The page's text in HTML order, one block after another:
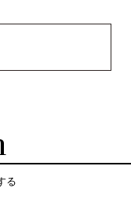
る